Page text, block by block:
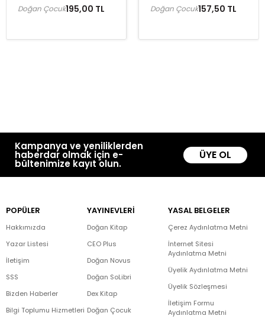
195,00 TL
Doğan Çocuk 157,50 TL
Doğan Çocuk
Kampanya ve yeniliklerden
haberdar olmak için e-
bültenimize kayıt olun.
ÜYE OL
POPÜLER
Hakkımızda
Yazar Listesi
İletişim
SSS
Bizden Haberler
Bilgi Toplumu Hizmetleri
YAYINEVLERİ
Doğan Kitap
CEO Plus
Doğan Novus
Doğan SoLibri
Dex Kitap
Doğan Çocuk
YASAL BELGELER
Çerez Aydınlatma Metni
İnternet Sitesi
Aydınlatma Metni
Üyelik Aydınlatma Metni
Üyelik Sözleşmesi
İletişim Formu
Aydınlatma Metni